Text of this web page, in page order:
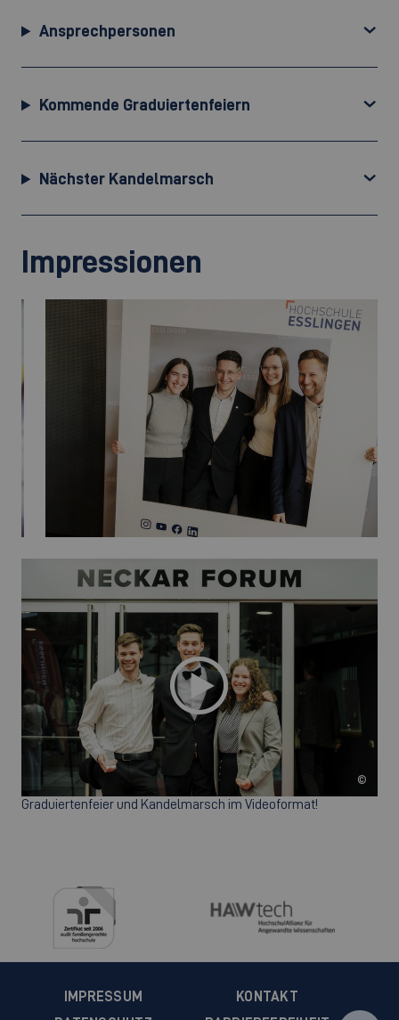
Ansprechpersonen
Kommende Graduiertenfeiern
Nächster Kandelmarsch
Impressionen
©
Graduiertenfeier und Kandelmarsch im Videoformat!
©
IMPRESSUM
KONTAKT